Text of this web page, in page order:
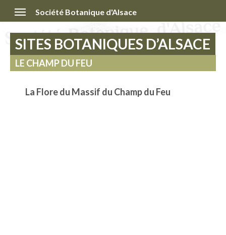
Société Botanique d'Alsace
SITES BOTANIQUES D’ALSACE
LE CHAMP DU FEU
La Flore du Massif du Champ du Feu